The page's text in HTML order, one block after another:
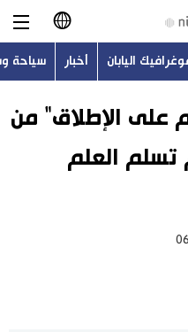
日本語
English
简体字
اليابان أخبار سياحة
على الإطلاق" من
تسلم العلم